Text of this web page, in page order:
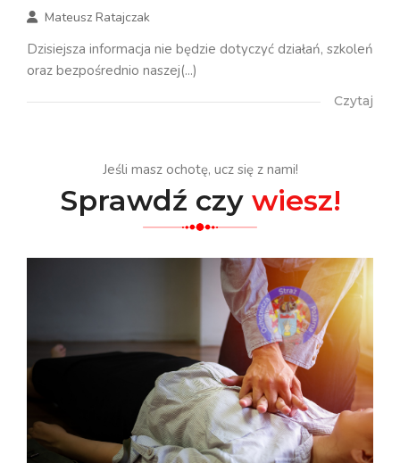
Mateusz Ratajczak
Dzisiejsza informacja nie będzie dotyczyć działań, szkoleń
oraz bezpośrednio naszej(...)
Czytaj
Jeśli masz ochotę, ucz się z nami!
Sprawdź czy wiesz!